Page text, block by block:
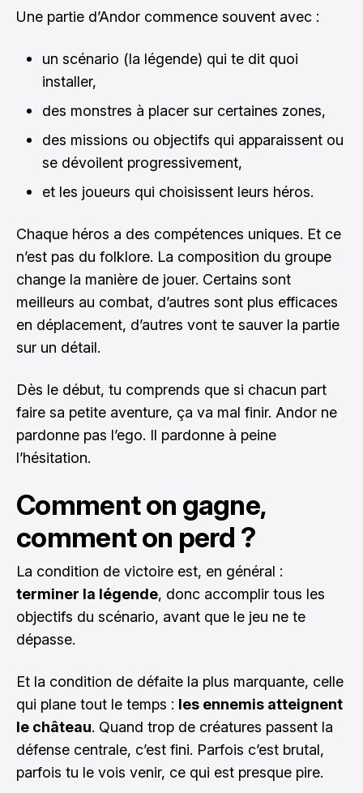
Une partie d’Andor commence souvent avec :
un scénario (la légende) qui te dit quoi
installer,
des monstres à placer sur certaines zones,
des missions ou objectifs qui apparaissent ou
se dévoilent progressivement,
et les joueurs qui choisissent leurs héros.
Chaque héros a des compétences uniques. Et ce
n’est pas du folklore. La composition du groupe
change la manière de jouer. Certains sont
meilleurs au combat, d’autres sont plus efficaces
en déplacement, d’autres vont te sauver la partie
sur un détail.
Dès le début, tu comprends que si chacun part
faire sa petite aventure, ça va mal finir. Andor ne
pardonne pas l’ego. Il pardonne à peine
l’hésitation.
Comment on gagne,
comment on perd ?
La condition de victoire est, en général :
terminer la légende, donc accomplir tous les
objectifs du scénario, avant que le jeu ne te
dépasse.
Et la condition de défaite la plus marquante, celle
qui plane tout le temps : les ennemis atteignent
le château. Quand trop de créatures passent la
défense centrale, c’est fini. Parfois c’est brutal,
parfois tu le vois venir, ce qui est presque pire.